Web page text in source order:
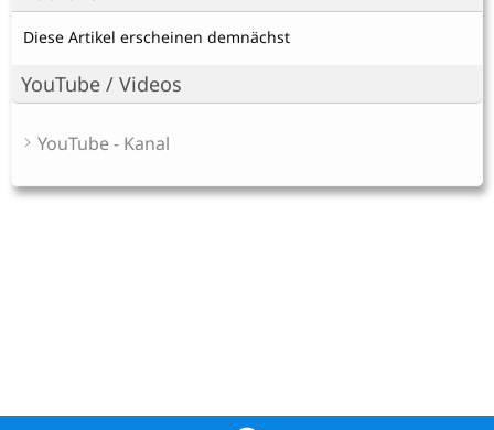
Diese Artikel erscheinen demnächst
YouTube / Videos
YouTube - Kanal